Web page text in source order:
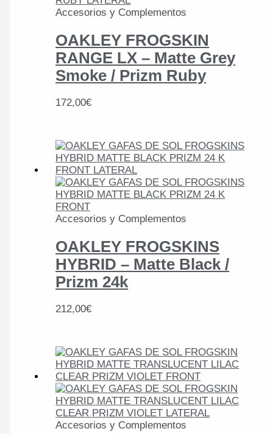
Accesorios y Complementos
OAKLEY FROGSKIN
RANGE LX – Matte Grey
Smoke / Prizm Ruby
172,00€
Accesorios y Complementos
OAKLEY FROGSKINS
HYBRID – Matte Black /
Prizm 24k
212,00€
Accesorios y Complementos